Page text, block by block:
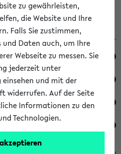
zu gewährleisten,
die Website und Ihre
Falls Sie zustimmen,
und Daten auch, um Ihre
Webseite zu messen. Sie
jederzeit unter
einsehen und mit der
widerrufen. Auf der Seite
Informationen zu den
Technologien.